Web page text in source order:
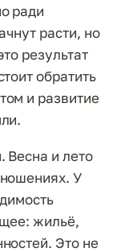
ради
расти, но
результат
обратить
и развитие
Весна и лето
У
жильё,
Это не